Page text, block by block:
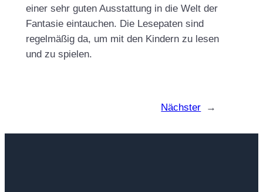
einer sehr guten Ausstattung in die Welt der
Fantasie eintauchen. Die Lesepaten sind
regelmäßig da, um mit den Kindern zu lesen
und zu spielen.
Nächster →